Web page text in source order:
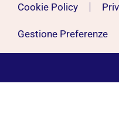
Cookie Policy
Gestione Preferenze